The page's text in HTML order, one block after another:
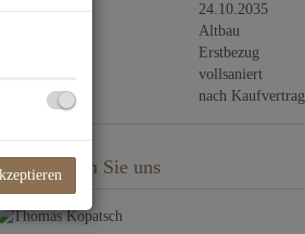
bis
24.10.2035
Altbau
Erstbezug
vollsaniert
Beziehbar
nach Kaufvertrag
Sie uns